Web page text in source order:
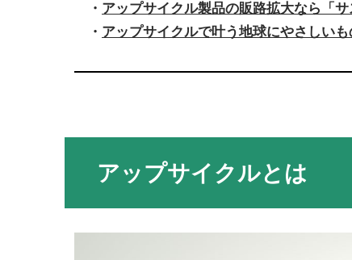
・ アップサイクル製品の販路拡大なら「
・ アップサイクルで叶う地球にやさしいも
アップサイクルとは